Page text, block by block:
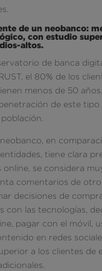
de un neobanco:
con estudio
altos.
de banca
el 80% de los
menos de 50
de este tipo
en
tiene clara
online, se considera
comentarios de
decisiones de
con las tecnologías,
pagar con el móvil,
en redes
a los clientes de